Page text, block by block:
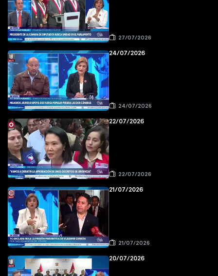
27/07/2026
24/07/2026
24/07/2026
22/07/2026
22/07/2026
21/07/2026
21/07/2026
20/07/2026